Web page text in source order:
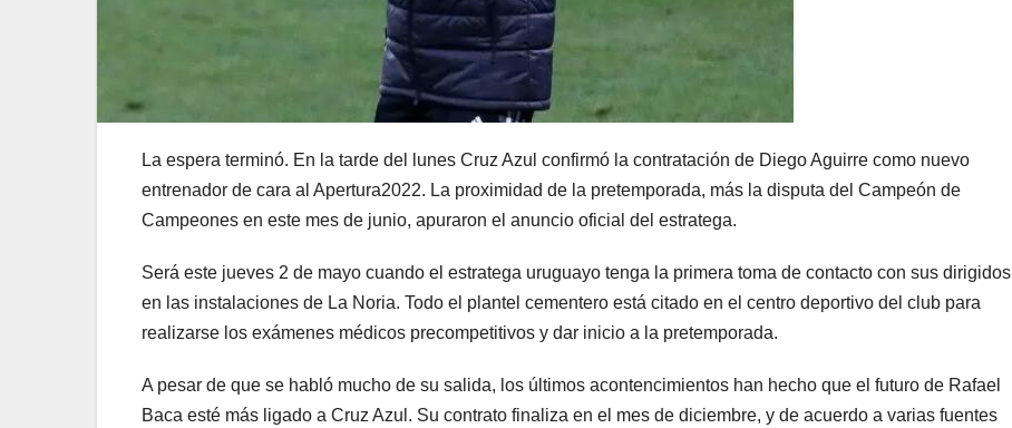
La espera terminó. En la tarde del lunes Cruz Azul confirmó la contratación de Diego Aguirre como nuevo
entrenador de cara al Apertura2022. La proximidad de la pretemporada, más la disputa del Campeón de
Campeones en este mes de junio, apuraron el anuncio oficial del estratega.
Será este jueves 2 de mayo cuando el estratega uruguayo tenga la primera toma de contacto con sus dirigidos
en las instalaciones de La Noria. Todo el plantel cementero está citado en el centro deportivo del club para
realizarse los exámenes médicos precompetitivos y dar inicio a la pretemporada.
A pesar de que se habló mucho de su salida, los últimos acontencimientos han hecho que el futuro de Rafael
Baca esté más ligado a Cruz Azul. Su contrato finaliza en el mes de diciembre, y de acuerdo a varias fuentes